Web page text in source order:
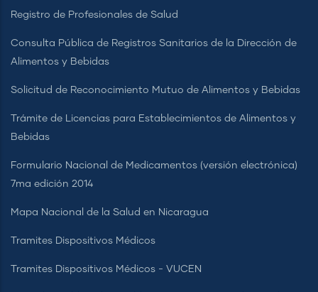
Registro de Profesionales de Salud
Consulta Pública de Registros Sanitarios de la Dirección de
Alimentos y Bebidas
Solicitud de Reconocimiento Mutuo de Alimentos y Bebidas
Trámite de Licencias para Establecimientos de Alimentos y
Bebidas
Formulario Nacional de Medicamentos (versión electrónica)
7ma edición 2014
Mapa Nacional de la Salud en Nicaragua
Tramites Dispositivos Médicos
Tramites Dispositivos Médicos - VUCEN